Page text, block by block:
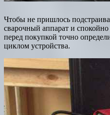
Чтобы не пришлось
сварочный аппарат и
перед покупкой точно
циклом устройства.